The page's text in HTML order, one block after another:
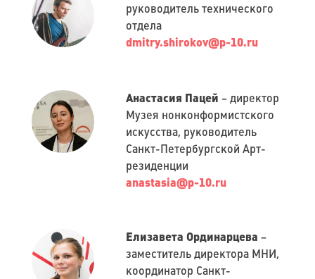
руководитель технического
отдела
dmitry.shirokov@p-10.ru
Анастасия Пацей– директор
Музея нонконформистского
искусства, руководитель
Санкт-Петербургской Арт-
резиденции
anastasia@p-10.ru
Елизавета Ординарцева–
заместитель директора МНИ,
координатор Санкт-